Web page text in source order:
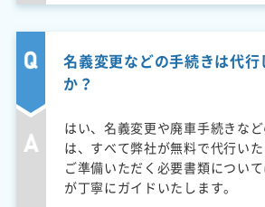
名義変更などの手続きは代
か？
はい、名義変更や廃車手続きな
は、すべて弊社が無料で代行い
ご準備いただく必要書類につい
が丁寧にガイドいたします。